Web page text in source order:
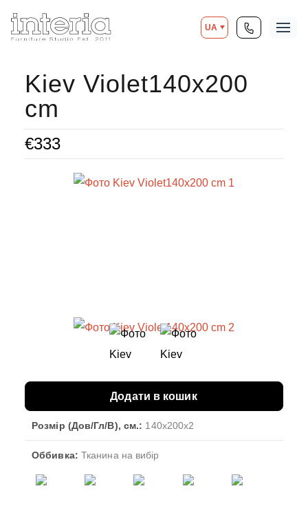
UA
Kiev Violet140x200
cm
€333
Розмір (Дов/Гл/В), см.: 140x200x2
Оббивка: Тканина на вибір
Додати в кошик